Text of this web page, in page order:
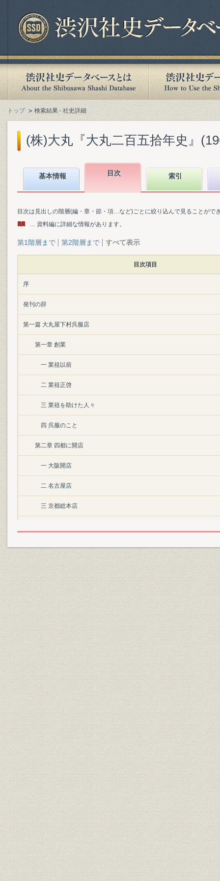
トップ 検索結果 - 社史詳細
(株)大丸『大丸二百五拾年史』
基本情報 目次 索引
目次は見出しの階層(編・章・節・項…など)ごとに絞り込んで見ることがで
… 資料編に詳細な情報があります。
第1階層まで 第2階層まで すべて表示
目次項目
序
発刊の辞
第一篇 大丸屋下村呉服店
第一章 創業
一 業祖以前
二 業祖正啓
三 業祖を助けた人々
四 呉服のこと
第二章 四都に開店
一 大阪開店
二 名古屋店
三 京都総本店
第三章 下村三家と別家及び各店
一 本家代々と家訓
二 店の組織と身分
三 信仰・社会奉仕と宣伝
四 別家の制度
五 第四代より第十代まで
六 各店の展開と名前役
七 縁故の社寺と別荘
第四章 江戸時代の業態
一 大元方制度と諸帳簿
二 長崎本商人と糸割符
三 両替商
四 京都本店と江戸店
五 御用金と火難
第二篇 株式合資会社大丸呉服店
第一章 組織変更以前
一 維新後の変動